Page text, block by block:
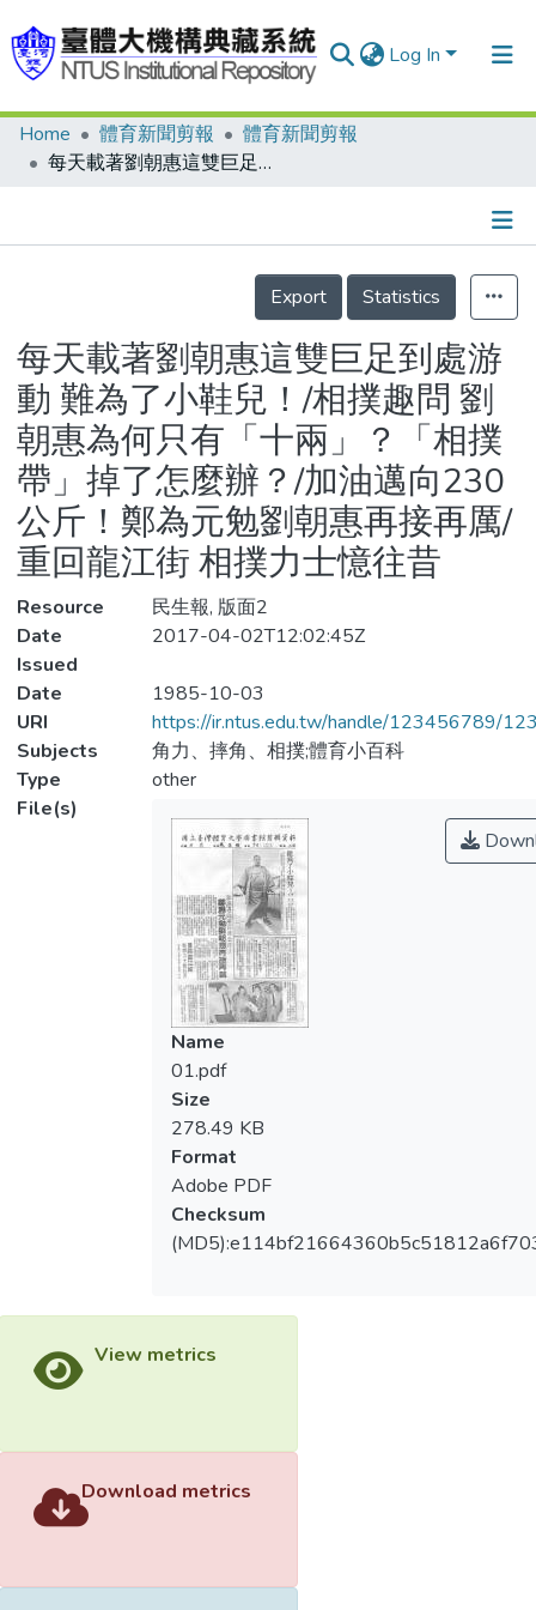
Log In
Communities & Collections
Statistics
Home 體育新聞剪報
體育新聞剪報
每天載著劉朝惠這雙巨足到處游動 難為了小鞋兒！/相撲趣問 劉朝惠為何只有「十兩」？「相撲帶」掉了怎麼辦？/加油邁向230公斤！鄭為元勉劉朝惠再接再厲/重回龍江街 相撲力士憶往昔
Details
Export
Statistics
每天載著劉朝惠這雙巨足到處游
動 難為了小鞋兒！/相撲趣問 劉
朝惠為何只有「十兩」？「相撲
帶」掉了怎麼辦？/加油邁向230
公斤！鄭為元勉劉朝惠再接再厲/
重回龍江街 相撲力士憶往昔
Resource
民生報, 版面2
Date
Issued
2017-04-02T12:02:45Z
Date
1985-10-03
URI
https://ir.ntus.edu.tw/handle/123456789/
Subjects
角力、摔角、相撲;體育小百科
Type
other
File(s)
Name
01.pdf
Size
278.49 KB
Format
Adobe PDF
Checksum
View metrics
Download metrics